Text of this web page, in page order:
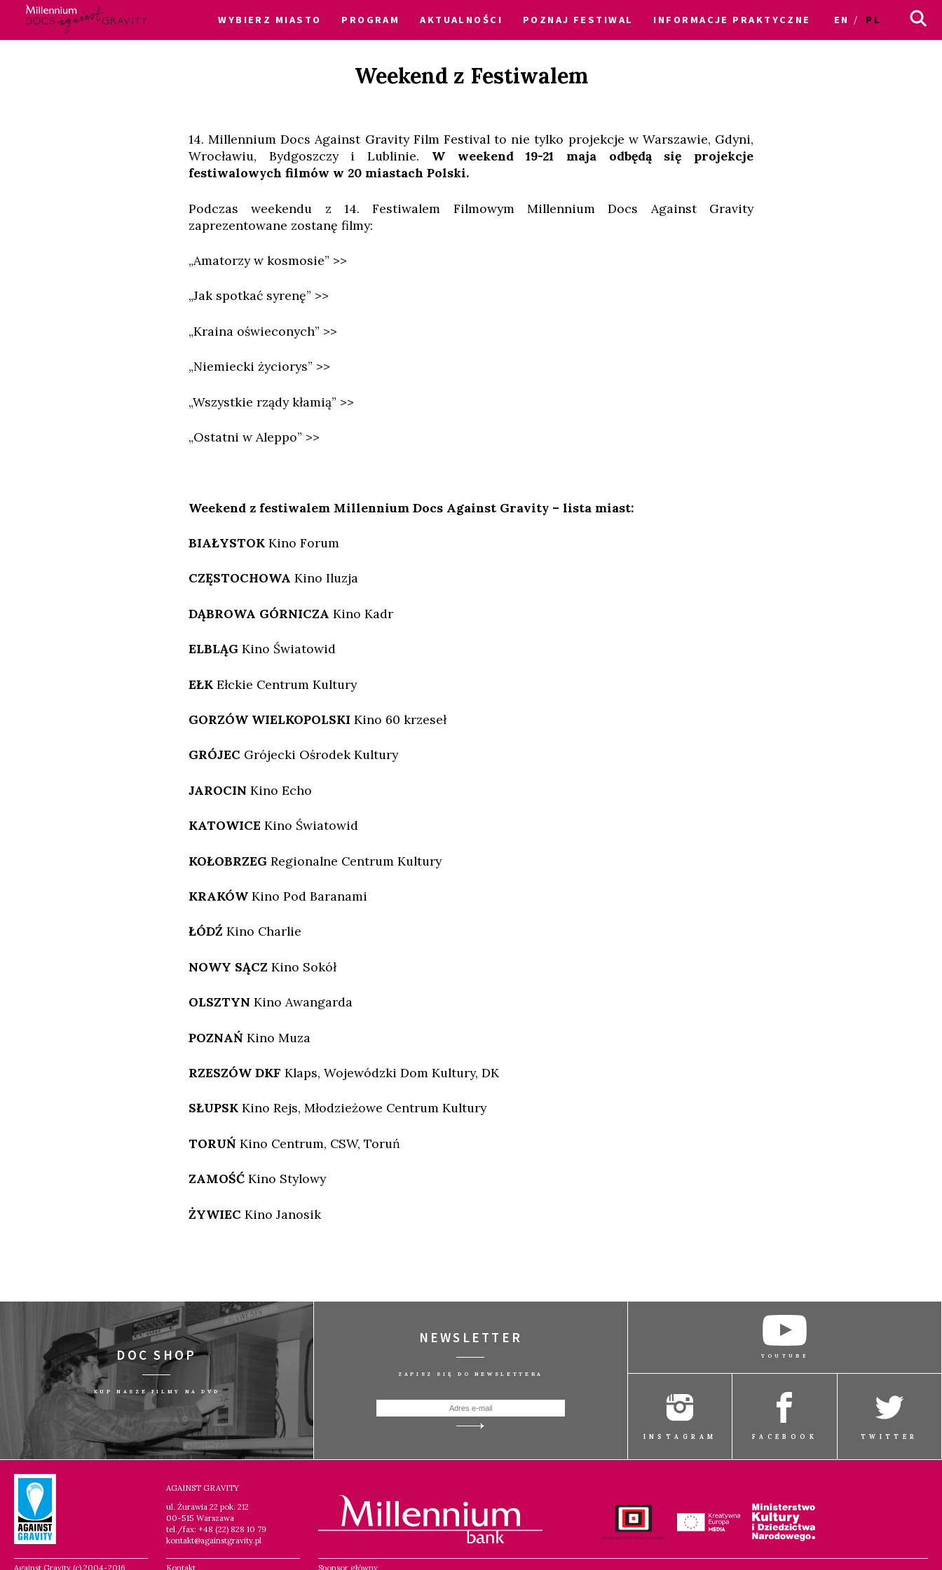
WYBIERZ MIASTO PROGRAM AKTUALNOŚCI POZNAJ FESTIWAL INFORMACJE PRAKTYCZNE EN PL
Weekend z Festiwalem
14. Millennium Docs Against Gravity Film Festival to nie tylko projekcje w Warszawie, Gdyni,
Wrocławiu, Bydgoszczy i Lublinie. W weekend 19-21 maja odbędą się projekcje
festiwalowych filmów w 20 miastach Polski.
Podczas weekendu z 14. Festiwalem Filmowym Millennium Docs Against Gravity
zaprezentowane zostanę filmy:
„Amatorzy w kosmosie” >>
„Jak spotkać syrenę” >>
„Kraina oświeconych” >>
„Niemiecki życiorys” >>
„Wszystkie rządy kłamią” >>
„Ostatni w Aleppo” >>
Weekend z festiwalem Millennium Docs Against Gravity – lista miast:
BIAŁYSTOK Kino Forum
CZĘSTOCHOWA Kino Iluzja
DĄBROWA GÓRNICZA Kino Kadr
ELBLĄG Kino Światowid
EŁK Ełckie Centrum Kultury
GORZÓW WIELKOPOLSKI Kino 60 krzeseł
GRÓJECGrójecki Ośrodek Kultury
JAROCIN Kino Echo
KATOWICE Kino Światowid
KOŁOBRZEG Regionalne Centrum Kultury
KRAKÓW Kino Pod Baranami
ŁÓDŹ Kino Charlie
NOWY SĄCZ Kino Sokół
OLSZTYN Kino Awangarda
POZNAŃ Kino Muza
RZESZÓW DKF Klaps, Wojewódzki Dom Kultury, DK
SŁUPSK Kino Rejs, Młodzieżowe Centrum Kultury
TORUŃ Kino Centrum, CSW, Toruń
ZAMOŚĆKino Stylowy
ŻYWIECKino Janosik
DOC SHOP
KUP NASZE FILMY NA DVD
NEWSLETTER
ZAPISZ SIĘ DO NEWSLETTERA
YOUTUBE
INSTAGRAM FACEBOOK TWITTER
Against Gravity (c) 2004-2016
AGAINST GRAVITY
ul. Żurawia 22 pok. 212
00-515 Warszawa
tel./fax: +48 (22) 828 10 79
kontakt@againstgravity.pl
Kontakt Sponsor główny